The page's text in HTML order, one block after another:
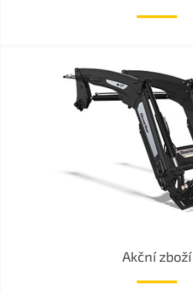
Akční zboží